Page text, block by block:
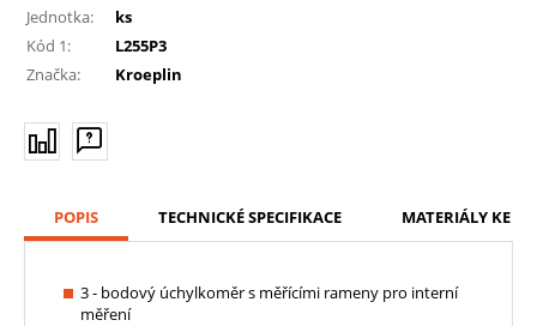
Jednotka:
ks
Kód 1:
L255P3
Značka:
Kroeplin
POPIS TECHNICKÉ SPECIFIKACE MATERIÁLY KE
3 - bodový úchylkoměr s měřícími rameny pro interní
měření